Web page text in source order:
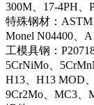
300M、17-4PH、
特殊钢材：
Monel N04400、
工模具钢：
5CrNiMo、
H13、H13 MOD
9Cr2Mo、MC3、